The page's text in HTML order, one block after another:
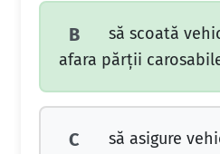
B
să scoată
afara părții
C
să asigure